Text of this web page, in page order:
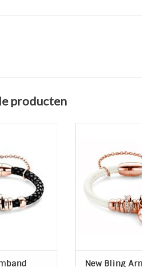
producten
New Bling.
plated beads
New
TOEVOEGEN AAN
New Bling